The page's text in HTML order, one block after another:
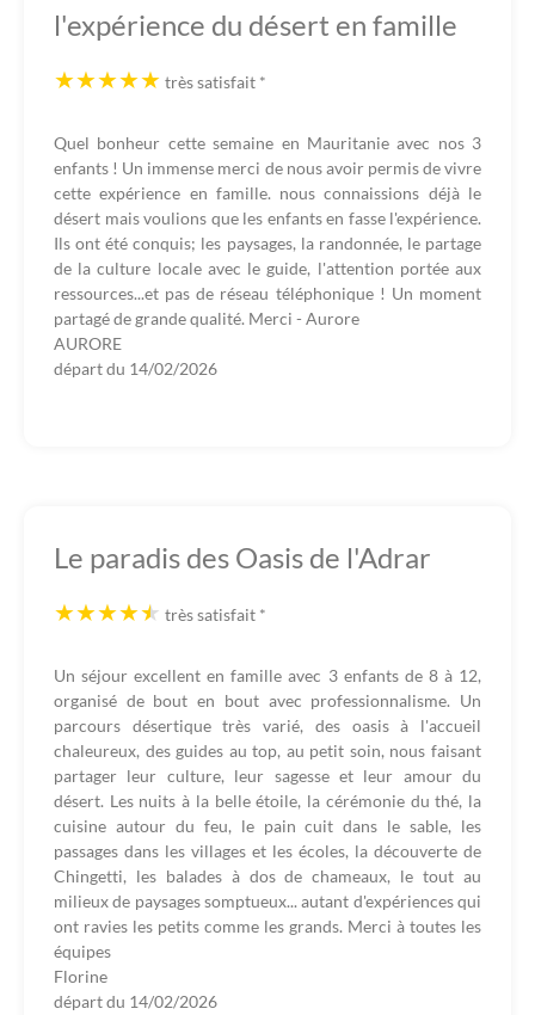
l'expérience du désert en famille
très satisfait *
Quel bonheur cette semaine en Mauritanie avec nos 3
enfants ! Un immense merci de nous avoir permis de vivre
cette expérience en famille. nous connaissions déjà le
désert mais voulions que les enfants en fasse l'expérience.
Ils ont été conquis; les paysages, la randonnée, le partage
de la culture locale avec le guide, l'attention portée aux
ressources...et pas de réseau téléphonique ! Un moment
partagé de grande qualité. Merci - Aurore
AURORE
départ du 14/02/2026
Le paradis des Oasis de l'Adrar
très satisfait *
Un séjour excellent en famille avec 3 enfants de 8 à 12,
organisé de bout en bout avec professionnalisme. Un
parcours désertique très varié, des oasis à l'accueil
chaleureux, des guides au top, au petit soin, nous faisant
partager leur culture, leur sagesse et leur amour du
désert. Les nuits à la belle étoile, la cérémonie du thé, la
cuisine autour du feu, le pain cuit dans le sable, les
passages dans les villages et les écoles, la découverte de
Chingetti, les balades à dos de chameaux, le tout au
milieux de paysages somptueux... autant d'expériences qui
ont ravies les petits comme les grands. Merci à toutes les
équipes
Florine
départ du 14/02/2026